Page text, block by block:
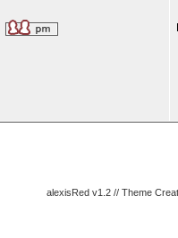
alexisRed v1.2 // Theme